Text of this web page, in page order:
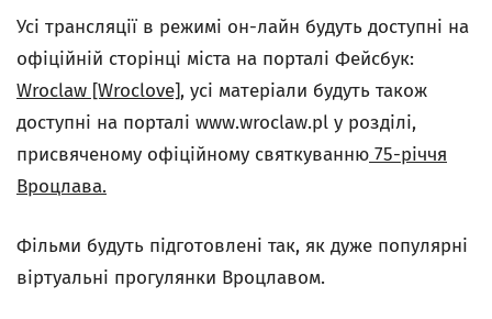
Усі трансляції в режимі он-лайн будуть доступні на
офіційній сторінці міста на порталі Фейсбук:
Wroclaw [Wroclove], усі матеріали будуть також
доступні на порталі www.wroclaw.pl у розділі,
присвяченому офіційному святкуванню 75-річчя
Вроцлава.
Фільми будуть підготовлені так, як дуже популярні
віртуальні прогулянки Вроцлавом.